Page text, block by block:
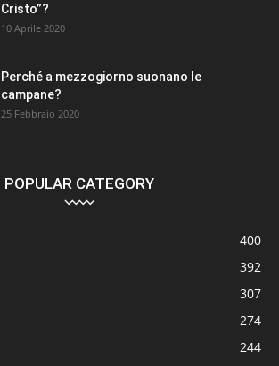
Cristo”?
10 Aprile 2020
Perché a mezzogiorno suonano le
campane?
25 Febbraio 2020
POPULAR CATEGORY
400
392
307
274
244